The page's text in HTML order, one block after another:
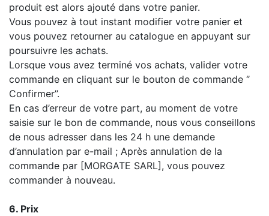
produit est alors ajouté dans votre panier.
Vous pouvez à tout instant modifier votre panier et
vous pouvez retourner au catalogue en appuyant sur
poursuivre les achats.
Lorsque vous avez terminé vos achats, valider votre
commande en cliquant sur le bouton de commande ‘’
Confirmer’’.
En cas d’erreur de votre part, au moment de votre
saisie sur le bon de commande, nous vous conseillons
de nous adresser dans les 24 h une demande
d’annulation par e-mail ; Après annulation de la
commande par [MORGATE SARL], vous pouvez
commander à nouveau.
6. Prix